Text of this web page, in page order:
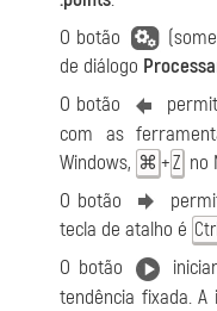
O botão
de diálogo
O botão
com as
Windows, ⌘ +Z no
O botão
tecla de atalho é Ctrl
O botão
tendência fixada.